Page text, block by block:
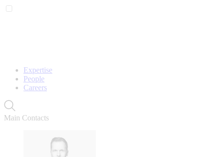
Expertise
People
Careers
Main Contacts